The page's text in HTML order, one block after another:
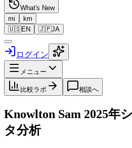
What's New
mi
km
🇺🇸EN 🇯🇵JA
ログイン
メニュー
比較ラボ 相談へ
Knowlton Sam 2025年
タ分析